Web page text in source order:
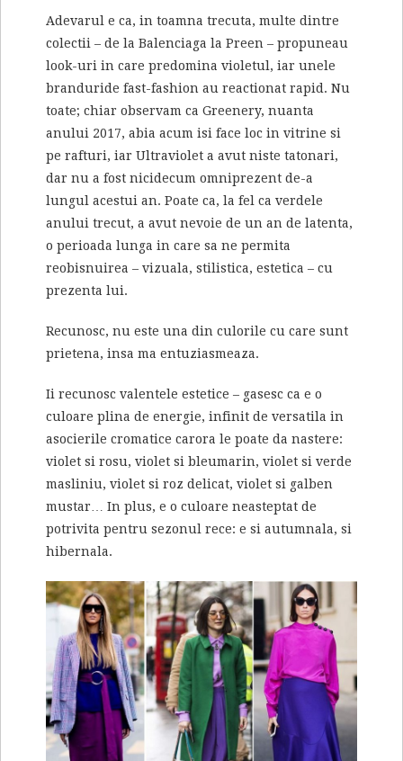
Adevarul e ca, in toamna trecuta, multe dintre
colectii – de la Balenciaga la Preen – propuneau
look-uri in care predomina violetul, iar unele
branduride fast-fashion au reactionat rapid. Nu
toate; chiar observam ca Greenery, nuanta
anului 2017, abia acum isi face loc in vitrine si
pe rafturi, iar Ultraviolet a avut niste tatonari,
dar nu a fost nicidecum omniprezent de-a
lungul acestui an. Poate ca, la fel ca verdele
anului trecut, a avut nevoie de un an de latenta,
o perioada lunga in care sa ne permita
reobisnuirea – vizuala, stilistica, estetica – cu
prezenta lui.
Recunosc, nu este una din culorile cu care sunt
prietena, insa ma entuziasmeaza.
Ii recunosc valentele estetice – gasesc ca e o
culoare plina de energie, infinit de versatila in
asocierile cromatice carora le poate da nastere:
violet si rosu, violet si bleumarin, violet si verde
masliniu, violet si roz delicat, violet si galben
mustar… In plus, e o culoare neasteptat de
potrivita pentru sezonul rece: e si autumnala, si
hibernala.